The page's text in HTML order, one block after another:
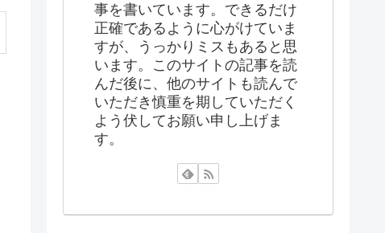
事を書いています。できるだけ
正確であるように心がけていま
すが、うっかりミスもあると思
います。このサイトの記事を読
んだ後に、他のサイトも読んで
いただき慎重を期していただく
よう伏してお願い申し上げま
す。